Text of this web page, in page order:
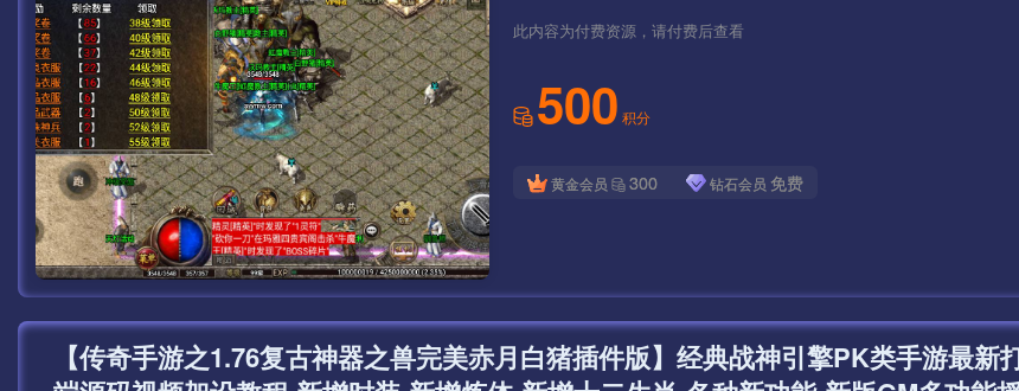
此内容为付费资源，请付费后查看
500 积分
黄金会员 300 钻石会员 免费
【传奇手游之1.76复古神器之兽完美赤月白猪插件版】经典战神引擎PK类手游最新